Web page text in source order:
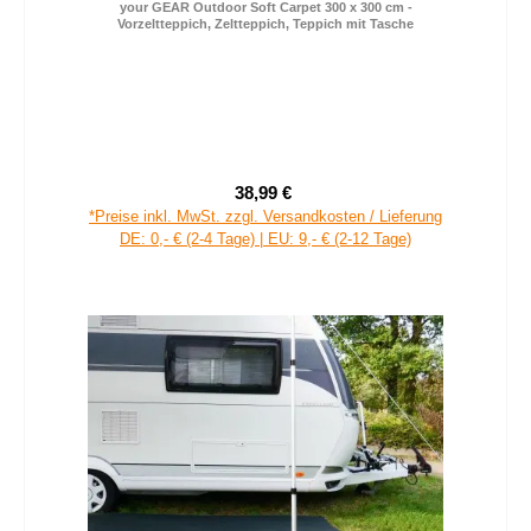
your GEAR Outdoor Soft Carpet 300 x 300 cm -
Vorzeltteppich, Zeltteppich, Teppich mit Tasche
Verkaufspreis:
38,99 €
*Preise inkl. MwSt. zzgl. Versandkosten / Lieferung
DE: 0,- € (2-4 Tage) | EU: 9,- € (2-12 Tage)